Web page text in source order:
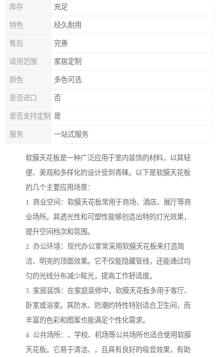
库存 充足
特色 经久耐用
售后 完善
适用范围 家居定制
颜色 多色可选
是否进口 否
是否支持定制 是
服务 一站式服务
软膜天花板是一种广泛应用于室内装饰的材料，以其轻
便、美观和多样化的设计受到青睐。以下是软膜天花板
的几个主要应用场景：
1. 商业空间：软膜天花板常用于商场、酒店、展厅等商
业场所。其透光性和可塑性能够创造出特的灯光效果，
提升空间档次和氛围。
2. 办公环境：现代办公室常采用软膜天花板来打造简
洁、明亮的顶面效果。它不仅能隐藏管线，还能通过均
匀的光线分布减少眩光，提高工作舒适度。
3. 家居装饰：在家庭装修中，软膜天花板多用于客厅、
卧室或浴室。其防水、防潮的特性特别适合卫生间，而
丰富的色彩和图案也能满足个性化需求。
4. 公共场所：、学校、机场等公共场所也适合使用软膜
天花板。它易于清洁、，且具有良好的吸音效果，有助